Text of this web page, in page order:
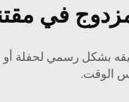
في
بشكل رسمي لحفلة أو
الوقت.